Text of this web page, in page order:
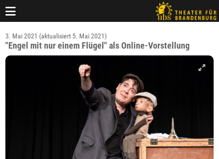
3. Mai 2021 (aktualisiert 5. Mai 2021)
"Engel mit nur einem Flügel" als Online-Vorstellung